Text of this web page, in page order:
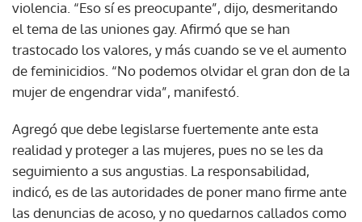
violencia. “Eso sí es preocupante”, dijo, desmeritando
el tema de las uniones gay. Afirmó que se han
trastocado los valores, y más cuando se ve el aumento
de feminicidios. “No podemos olvidar el gran don de la
mujer de engendrar vida”, manifestó.
Agregó que debe legislarse fuertemente ante esta
realidad y proteger a las mujeres, pues no se les da
seguimiento a sus angustias. La responsabilidad,
indicó, es de las autoridades de poner mano firme ante
las denuncias de acoso, y no quedarnos callados como